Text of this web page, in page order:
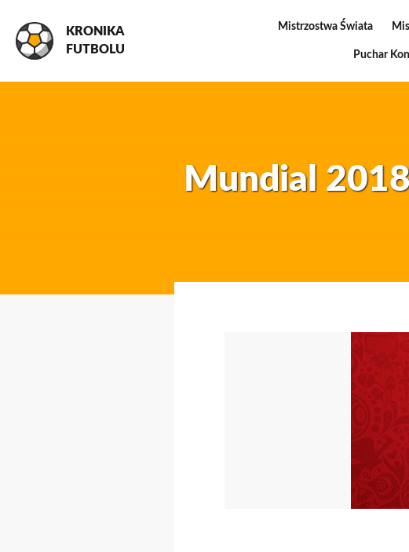
KRONIKA
FUTBOLU
Mistrzostwa Świata
Puchar
Mundial